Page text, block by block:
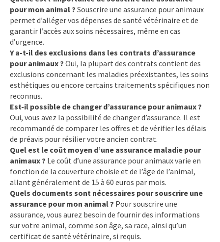
pour mon animal ? Souscrire une assurance pour animaux
permet d’alléger vos dépenses de santé vétérinaire et de
garantir l’accès aux soins nécessaires, même en cas
d’urgence.
Y a-t-il des exclusions dans les contrats d’assurance
pour animaux ? Oui, la plupart des contrats contient des
exclusions concernant les maladies préexistantes, les soins
esthétiques ou encore certains traitements spécifiques non
reconnus.
Est-il possible de changer d’assurance pour animaux ?
Oui, vous avez la possibilité de changer d’assurance. Il est
recommandé de comparer les offres et de vérifier les délais
de préavis pour résilier votre ancien contrat.
Quel est le coût moyen d’une assurance maladie pour
animaux ? Le coût d’une assurance pour animaux varie en
fonction de la couverture choisie et de l’âge de l’animal,
allant généralement de 15 à 60 euros par mois.
Quels documents sont nécessaires pour souscrire une
assurance pour mon animal ? Pour souscrire une
assurance, vous aurez besoin de fournir des informations
sur votre animal, comme son âge, sa race, ainsi qu’un
certificat de santé vétérinaire, si requis.